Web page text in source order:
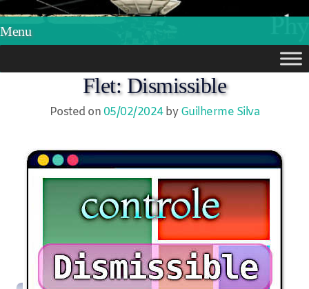
Phylos.net
Menu
Flet: Dismissible
Posted on 05/02/2024byGuilherme Silva